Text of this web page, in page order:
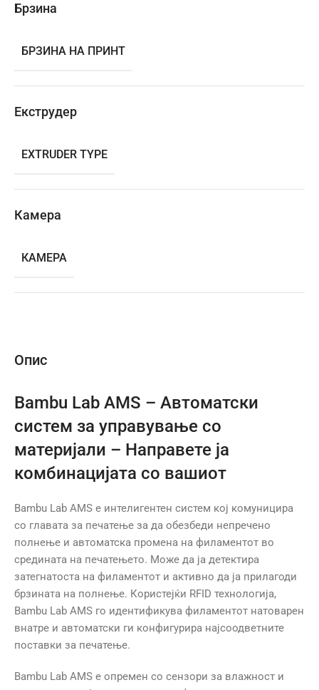
Опис
Bambu Lab AMS – Автоматски
систем за управување со
материјали – Направете ја
комбинацијата со вашиот
Bambu Lab AMS е интелигентен систем кој комуницира
со главата за печатење за да обезбеди непречено
полнење и автоматска промена на филаментот во
средината на печатењето. Може да ја детектира
затегнатоста на филаментот и активно да ја прилагоди
брзината на полнење. Користејќи RFID технологија,
Bambu Lab AMS го идентификува филаментот натоварен
внатре и автоматски ги конфигурира најсоодветните
поставки за печатење.
Bambu Lab AMS е опремен со сензори за влажност и
Брзина
БРЗИНА НА ПРИНТ
Екструдер
EXTRUDER TYPE
Камера
КАМЕРА